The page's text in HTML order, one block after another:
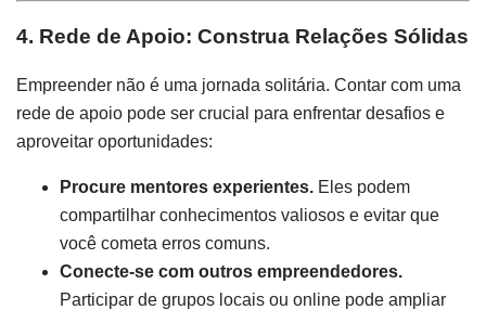
4. Rede de Apoio: Construa Relações Sólidas
Empreender não é uma jornada solitária. Contar com uma
rede de apoio pode ser crucial para enfrentar desafios e
aproveitar oportunidades:
Procure mentores experientes. Eles podem
compartilhar conhecimentos valiosos e evitar que
você cometa erros comuns.
Conecte-se com outros empreendedores.
Participar de grupos locais ou online pode ampliar